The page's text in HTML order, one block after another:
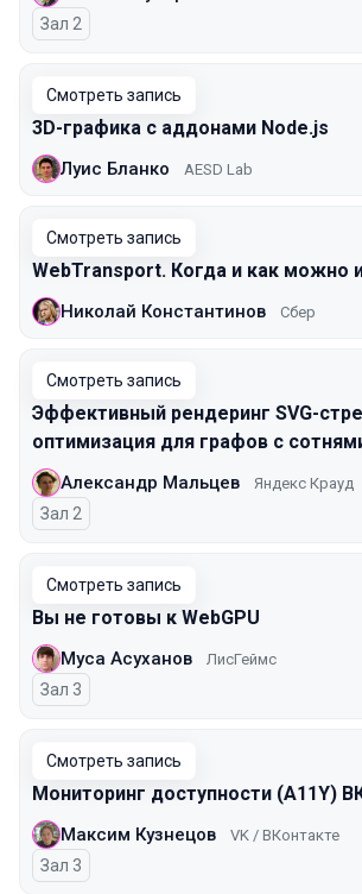
Зал 2
Смотреть запись
3D-графика с аддонами Node.js
Луис Бланко AESD Lab
Смотреть запись
WebTransport. Когда и как можно
Николай Константинов Сбер
Смотреть запись
Эффективный рендеринг SVG-
оптимизация для графов с
Александр Мальцев Яндекс Крауд
Зал 2
Смотреть запись
Вы не готовы к WebGPU
Муса Асуханов ЛисГеймс
Зал 3
Смотреть запись
Мониторинг доступности (A11Y)
Максим Кузнецов VK / ВКонтакте
Зал 3